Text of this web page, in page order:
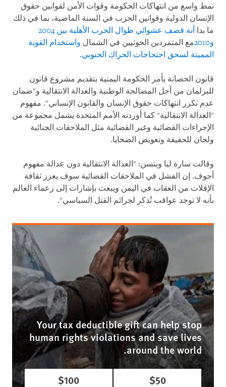
نمط واسع من انتهاكات الحكومة وقوات الأمن لقوانين حقوق
الإنسان الدولية وقوانين الحرب في السنة الماضية، بما في ذلك
ما بدا
أنه قصف عشوائي طوال الحرب الأهلية بين 2004
و2010
مع المتمردين الحوثيين في الشمال واستخدام القوية
المميتة لسحق احتجاجات الحراك الجنوبي.
قانون الحصانة يأمر الحكومة اليمنية بتقديم مشروع قانون
للبرلمان من أجل المصالحة الوطنية والعدالة الانتقالية و"ضمان
عدم تكرر انتهاكات حقوق الإنسان والقانون الإنساني". مفهوم
"العدالة الانتقالية" كما أوردته الأمم المتحدة يشمل مجموعة من
الإجراءات القضائية وغير القضائية مثل الملاحقات الجنائية
ولجان للحقيقة وتعويض الضحايا.
وقالت سارة ليا ويتسن: "العدالة الانتقالية دون عدالة مفهوم
أجوف. إن الفشل في الملاحقات القضائية سوف يعزز ثقافة
الإفلات من العقاب في اليمن ويبعث بإشارات إلى زعماء العالم
بأنه لا توجد عواقب تُذكر لجرائم القتل السياسي".
Your tax deductible gift can help stop
human rights violations and save lives
around the world.
$50
$100